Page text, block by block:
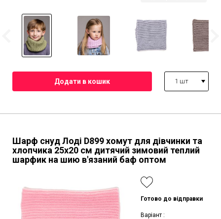
1 шт
Шарф снуд Лоді D899 хомут для дівчинки та
хлопчика 25х20 см дитячий зимовий теплий
шарфик на шию в'язаний баф оптом
Готово до відправки
Варіант :